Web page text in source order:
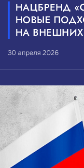
НАЦБРЕНД
НОВЫЕ
НА
30 апреля 2026